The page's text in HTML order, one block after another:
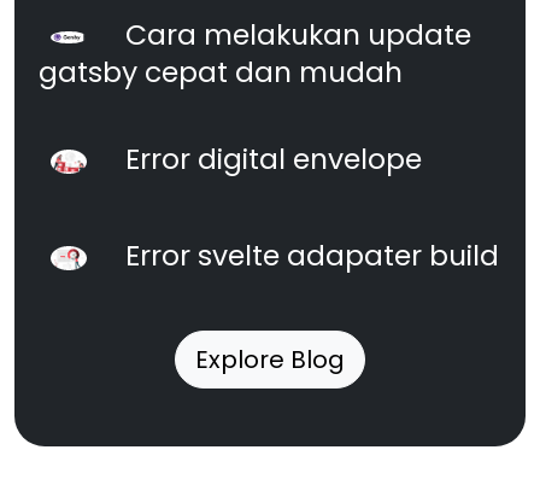
Cara melakukan update
gatsby cepat dan mudah
Error digital envelope
Error svelte adapater build
Explore Blog